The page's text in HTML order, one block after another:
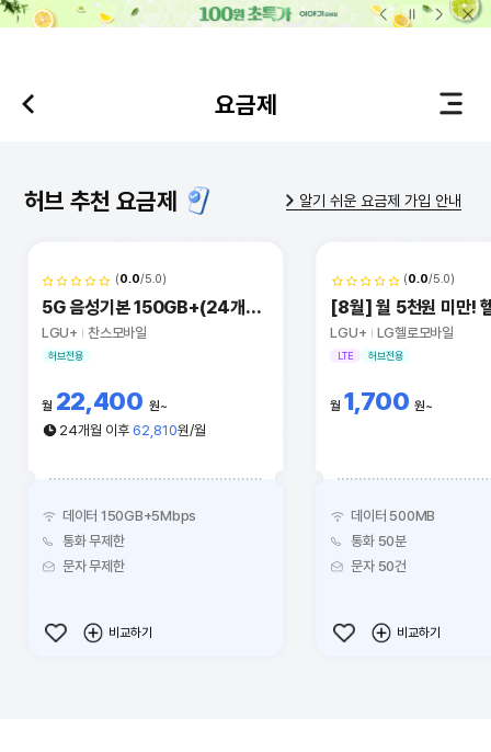
본문 바로가기
요금제
허브 추천 요금제 알기 쉬운 요금제 가입 안내
(0.0/5.0)
5G 음성기본 150GB+(24개월)
LGU+ 찬스모바일
허브전용
월 22,400 원
24개월 이후 62,810원/월
데이터 150GB+5Mbps
통화 무제한
문자 무제한
비교하기
(0.0/5.0)
LGU+ LG헬로모바일
LTE 허브전용
월 1,700원
데이터 500MB
통화 50분
문자 50건
비교하기